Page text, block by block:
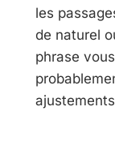
les
de naturel
phrase